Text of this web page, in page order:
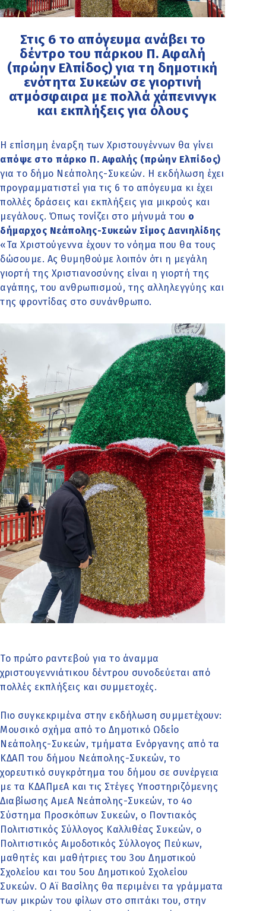
Στις 6 το απόγευμα ανάβει το
δέντρο του πάρκου Π. Αφαλή
(πρώην Ελπίδος) για τη δημοτική
ενότητα Συκεών σε γιορτινή
ατμόσφαιρα με πολλά χάπενινγκ
και εκπλήξεις για όλους
Η επίσημη έναρξη των Χριστουγέννων θα γίνει
απόψε στο πάρκο Π. Αφαλής (πρώην Ελπίδος)
για το δήμο Νεάπολης-Συκεών. Η εκδήλωση έχει
προγραμματιστεί για τις 6 το απόγευμα κι έχει
πολλές δράσεις και εκπλήξεις για μικρούς και
μεγάλους. Όπως τονίζει στο μήνυμά του ο
δήμαρχος Νεάπολης-Συκεών Σίμος Δανιηλίδης
«Τα Χριστούγεννα έχουν το νόημα που θα τους
δώσουμε. Ας θυμηθούμε λοιπόν ότι η μεγάλη
γιορτή της Χριστιανοσύνης είναι η γιορτή της
αγάπης, του ανθρωπισμού, της αλληλεγγύης και
της φροντίδας στο συνάνθρωπο.
Το πρώτο ραντεβού για το άναμμα
χριστουγεννιάτικου δέντρου συνοδεύεται από
πολλές εκπλήξεις και συμμετοχές.
Πιο συγκεκριμένα στην εκδήλωση συμμετέχουν:
Μουσικό σχήμα από το Δημοτικό Ωδείο
Νεάπολης-Συκεών, τμήματα Ενόργανης από τα
ΚΔΑΠ του δήμου Νεάπολης-Συκεών, το
χορευτικό συγκρότημα του δήμου σε συνέργεια
με τα ΚΔΑΠμεΑ και τις Στέγες Υποστηριζόμενης
Διαβίωσης ΑμεΑ Νεάπολης-Συκεών, το 4ο
Σύστημα Προσκόπων Συκεών, o Ποντιακός
Πολιτιστικός Σύλλογος Καλλιθέας Συκεών, ο
Πολιτιστικός Αιμοδοτικός Σύλλογος Πεύκων,
μαθητές και μαθήτριες του 3ου Δημοτικού
Σχολείου και του 5ου Δημοτικού Σχολείου
Συκεών. Ο Αϊ Βασίλης θα περιμένει τα γράμματα
των μικρών του φίλων στο σπιτάκι του, στην